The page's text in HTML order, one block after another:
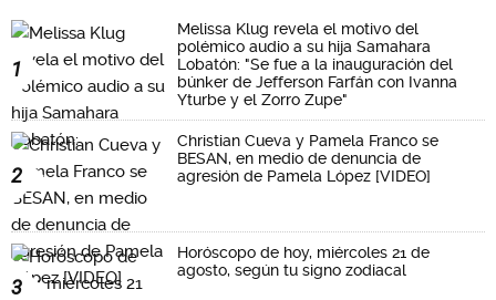
1
Melissa Klug revela el motivo del
polémico audio a su hija Samahara
Lobatón: "Se fue a la inauguración del
búnker de Jefferson Farfán con Ivanna
Yturbe y el Zorro Zupe"
2
Christian Cueva y Pamela Franco se
BESAN, en medio de denuncia de
agresión de Pamela López [VIDEO]
3
Horóscopo de hoy, miércoles 21 de
agosto, según tu signo zodiacal